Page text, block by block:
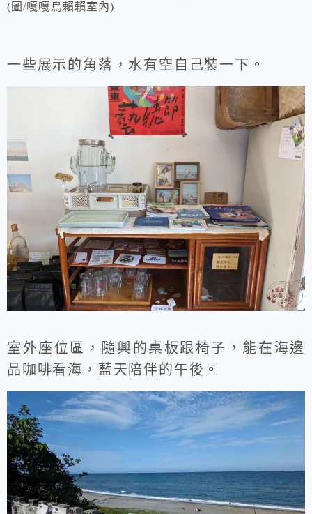
(圖/嘎嘎烏賴賴室內)
一些展示的角落，水有空自己裝一下。
室外座位區，隨興的桌板跟椅子，能在海邊
品咖啡看海，藍天陪伴的午後。